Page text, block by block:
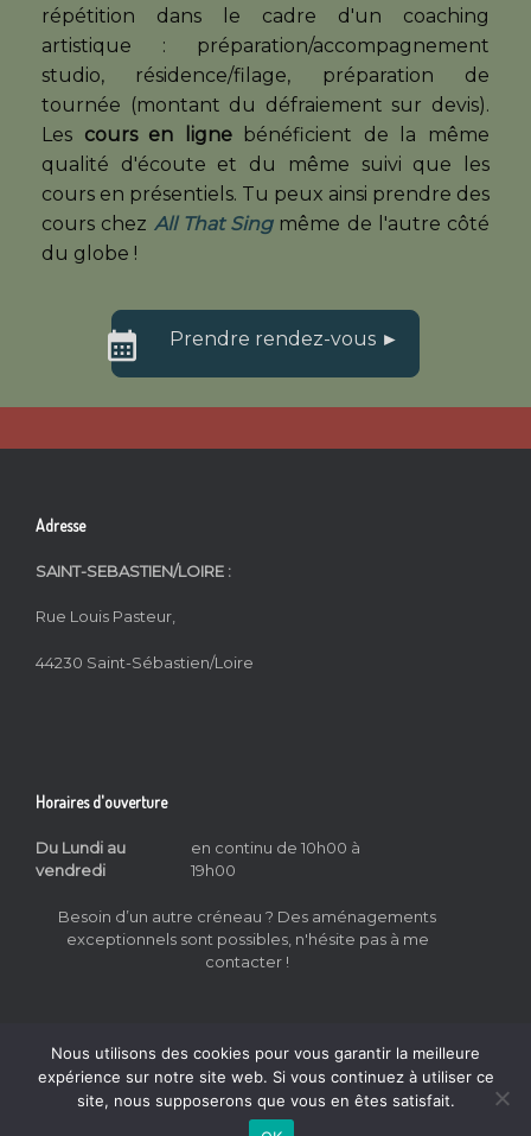
répétition dans le cadre d'un coaching
artistique : préparation/accompagnement
studio, résidence/filage, préparation de
tournée (montant du défraiement sur devis).
Les cours en lignebénéficient de la même
qualité d'écoute et du même suivi que les
cours en présentiels. Tu peux ainsi prendre des
cours chez All That Sing même de l'autre côté
du globe !
Prendre rendez-vous ►
Adresse
SAINT-SEBASTIEN/LOIRE :
Rue Louis Pasteur,
44230 Saint-Sébastien/Loire
Horaires d'ouverture
Du Lundi au
vendredi
en continu de 10h00 à
19h00
Besoin d’un autre créneau ? Des aménagements
exceptionnels sont possibles, n'hésite pas à me
contacter !
All That Sing © 2026 Mentions Légales
Nous utilisons des cookies pour vous garantir la meilleure
expérience sur notre site web. Si vous continuez à utiliser ce
site, nous supposerons que vous en êtes satisfait.